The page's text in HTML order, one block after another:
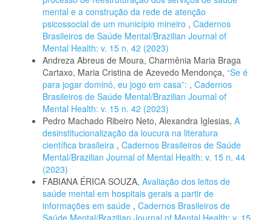
mental e a construção da rede de atenção
psicossocial de um município mineiro , Cadernos
Brasileiros de Saúde Mental/Brazilian Journal of
Mental Health: v. 15 n. 42 (2023)
Andreza Abreus de Moura, Charmênia Maria Braga
Cartaxo, Maria Cristina de Azevedo Mendonça, “Se é
para jogar dominó, eu jogo em casa”: , Cadernos
Brasileiros de Saúde Mental/Brazilian Journal of
Mental Health: v. 15 n. 42 (2023)
Pedro Machado Ribeiro Neto, Alexandra Iglesias, A
desinstitucionalização da loucura na literatura
científica brasileira , Cadernos Brasileiros de Saúde
Mental/Brazilian Journal of Mental Health: v. 15 n. 44
(2023)
FABIANA ÉRICA SOUZA, Avaliação dos leitos de
saúde mental em hospitais gerais a partir de
informações em saúde , Cadernos Brasileiros de
Saúde Mental/Brazilian Journal of Mental Health: v. 15